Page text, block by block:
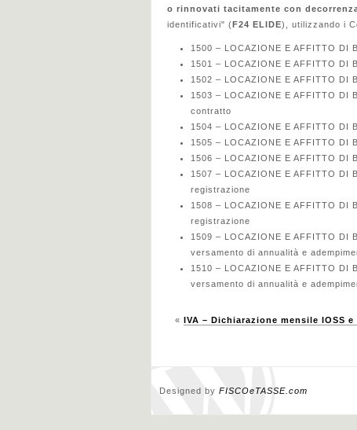
o rinnovati tacitamente con
identificativi" (F24 ELIDE), utilizzando i
1500 – LOCAZIONE E AFFITTO DI
1501 – LOCAZIONE E AFFITTO DI
1502 – LOCAZIONE E AFFITTO DI
1503 – LOCAZIONE E AFFITTO DI
contratto
1504 – LOCAZIONE E AFFITTO DI
1505 – LOCAZIONE E AFFITTO DI
1506 – LOCAZIONE E AFFITTO DI
1507 – LOCAZIONE E AFFITTO DI
registrazione
1508 – LOCAZIONE E AFFITTO DI
registrazione
1509 – LOCAZIONE E AFFITTO DI
versamento di annualità e
1510 – LOCAZIONE E AFFITTO DI
versamento di annualità e
« IVA – Dichiarazione mensile IOSS
Designed by FISCOeTASSE.com